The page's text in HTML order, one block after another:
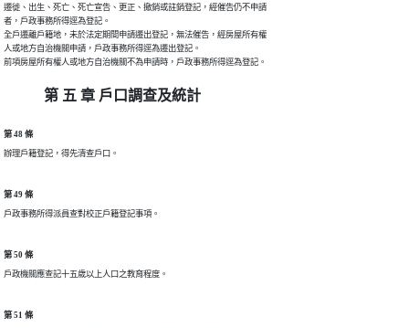
遷徙、出生、死亡、死亡宣告、更正、撤銷或註銷登記，經催告仍不申請
者，戶政事務所得逕為登記。
全戶遷離戶籍地，未於法定期間申請遷出登記，無法催告，經房屋所有權
人或地方自治機關申請，戶政事務所得逕為遷出登記。
前項房屋所有權人或地方自治機關不為申請時，戶政事務所得逕為登記。
第 五 章 戶口調查及統計
第 48 條
辦理戶籍登記，得先清查戶口。
第 49 條
戶政事務所得派員查對校正戶籍登記事項。
第 50 條
戶政機關應查記十五歲以上人口之教育程度。
第 51 條